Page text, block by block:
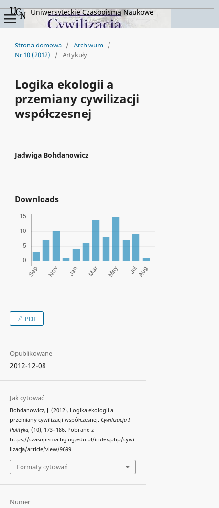
Uniwersyteckie Czasopisma Naukowe
Strona domowa / Archiwum /
Nr 10 (2012)
/ Artykuły
Logika ekologii a
przemiany cywilizacji
współczesnej
Jadwiga Bohdanowicz
Downloads
PDF
Opublikowane
2012-12-08
Jak cytować
Bohdanowicz, J. (2012). Logika ekologii a
przemiany cywilizacji współczesnej. Cywilizacja I
Polityka, (10), 173–186. Pobrano z
https://czasopisma.bg.ug.edu.pl/index.php/cywi
lizacja/article/view/9699
Formaty cytowań
Numer